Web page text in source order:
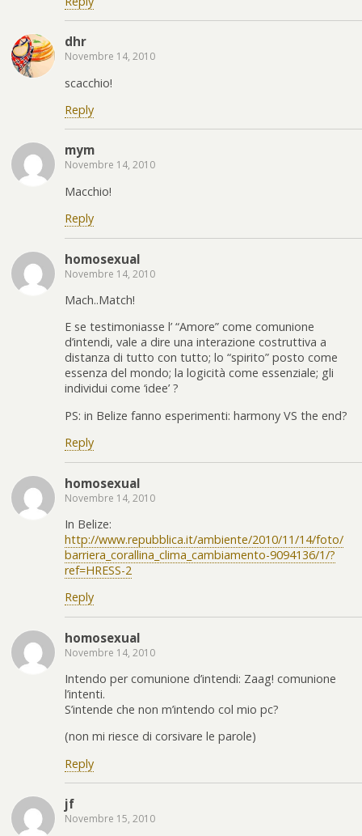
dhr
Novembre 14, 2010
scacchio!
Reply
mym
Novembre 14, 2010
Macchio!
Reply
homosexual
Novembre 14, 2010
Mach..Match!
E se testimoniasse l’ “Amore” come comunione
d’intendi, vale a dire una interazione costruttiva a
distanza di tutto con tutto; lo “spirito” posto come
essenza del mondo; la logicità come essenziale; gli
individui come ‘idee’ ?
PS: in Belize fanno esperimenti: harmony VS the end?
Reply
homosexual
Novembre 14, 2010
In Belize:
http://www.repubblica.it/ambiente/2010/11/14/foto/
barriera_corallina_clima_cambiamento-9094136/1/?
ref=HRESS-2
Reply
homosexual
Novembre 14, 2010
Intendo per comunione d’intendi: Zaag! comunione
l’intenti.
S’intende che non m’intendo col mio pc?
(non mi riesce di corsivare le parole)
Reply
jf
Novembre 15, 2010